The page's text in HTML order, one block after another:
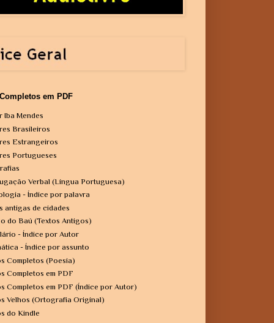
em PDF
Iba Mendes
Brasileiros
Estrangeiros
Portugueses
Verbal (Língua Portuguesa)
- Índice por palavra
antigas de cidades
do Baú (Textos Antigos)
- Índice por Autor
- Índice por assunto
Completos (Poesia)
Completos em PDF
Completos em PDF (Índice por Autor)
Velhos (Ortografia Original)
do Kindle